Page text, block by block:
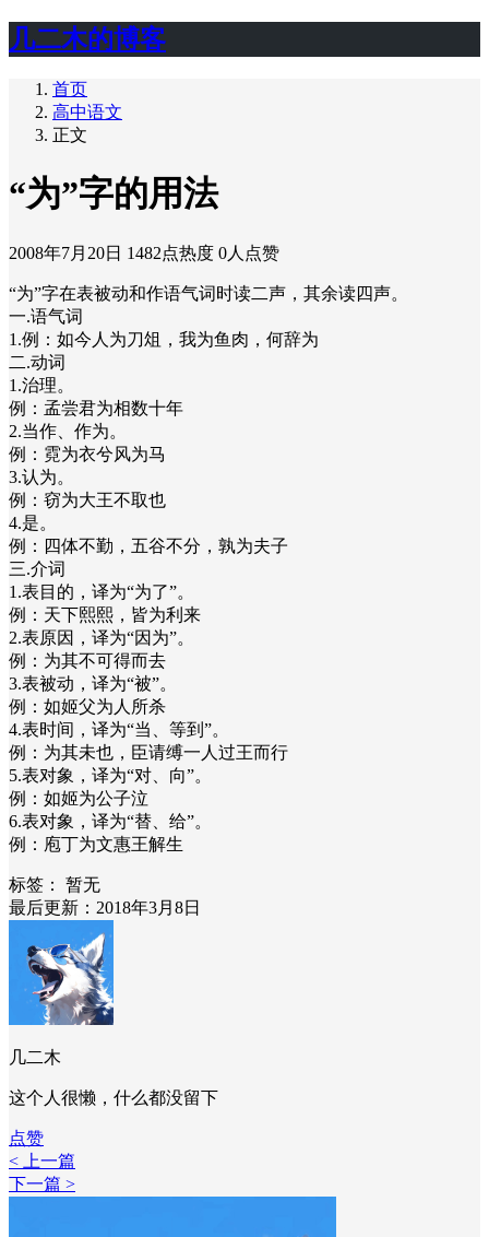
几二木的博客
首页
高中语文
正文
“为”字的用法
2008年7月20日 1482点热度 0人点赞
“为”字在表被动和作语气词时读二声，其余读四声。
一.语气词
1.例：如今人为刀俎，我为鱼肉，何辞为
二.动词
1.治理。
例：孟尝君为相数十年
2.当作、作为。
例：霓为衣兮风为马
3.认为。
例：窃为大王不取也
4.是。
例：四体不勤，五谷不分，孰为夫子
三.介词
1.表目的，译为“为了”。
例：天下熙熙，皆为利来
2.表原因，译为“因为”。
例：为其不可得而去
3.表被动，译为“被”。
例：如姬父为人所杀
4.表时间，译为“当、等到”。
例：为其未也，臣请缚一人过王而行
5.表对象，译为“对、向”。
例：如姬为公子泣
6.表对象，译为“替、给”。
例：庖丁为文惠王解生
标签：
暂无
最后更新：2018年3月8日
几二木
这个人很懒，什么都没留下
点赞
< 上一篇
下一篇 >